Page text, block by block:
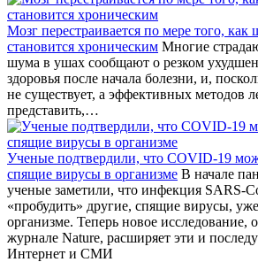
Мозг перестраивается по мере того,
становится хроническим Многие
шума в ушах сообщают о резком
здоровья после начала болезни, и,
не существует, а эффективных методов
представить,…
Ученые подтвердили, что COVID-19
спящие вирусы в организме В начале
ученые заметили, что инфекция SARS-
«пробудить» другие, спящие вирусы,
организме. Теперь новое исследование,
журнале Nature, расширяет эти и
Интернет и СМИ